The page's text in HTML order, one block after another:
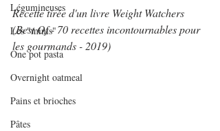
Légumineuses
Les "minis"
One pot pasta
Overnight oatmeal
Pains et brioches
Pâtes
Recette tirée d'un livre Weight Watchers
(Best Of - 70 recettes incontournables pour
les gourmands - 2019)